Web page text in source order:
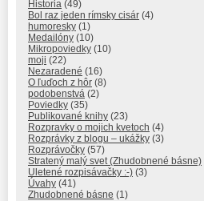
Historia (49)
Bol raz jeden rímsky cisár (4)
humoresky (1)
Medailóny (10)
Mikropoviedky (10)
moji (22)
Nezaradené (16)
O ľuďoch z hôr (8)
podobenstvá (2)
Poviedky (35)
Publikované knihy (23)
Rozpravky o mojich kvetoch (4)
Rozprávky z blogu – ukážky (3)
Rozprávočky (57)
Stratený malý svet (Zhudobnené básne)
Uletené rozpisávačky :-) (3)
Úvahy (41)
Zhudobnené básne (1)